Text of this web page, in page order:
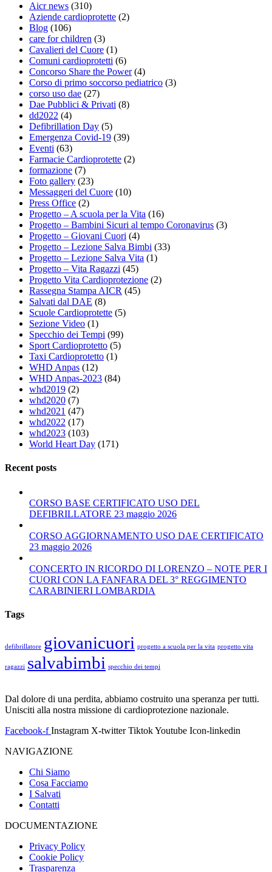
Aicr news (310)
Aziende cardioprotette (2)
Blog (106)
care for children (3)
Cavalieri del Cuore (1)
Comuni cardioprotetti (6)
Concorso Share the Power(4)
Corso di primo soccorso pediatrico (3)
corso uso dae (27)
Dae Pubblici & Privati (8)
dd2022 (4)
Defibrillation Day (5)
Emergenza Covid-19 (39)
Eventi (63)
Farmacie Cardioprotette (2)
formazione (7)
Foto gallery (23)
Messaggeri del Cuore (10)
Press Office (2)
Progetto – A scuola per la Vita (16)
Progetto – Bambini Sicuri al tempo Coronavirus (3)
Progetto – Giovani Cuori (4)
Progetto – Lezione Salva Bimbi (33)
Progetto – Lezione Salva Vita (1)
Progetto – Vita Ragazzi (45)
Progetto Vita Cardioprotezione (2)
Rassegna Stampa AICR (45)
Salvati dal DAE (8)
Scuole Cardioprotette (5)
Sezione Video (1)
Specchio dei Tempi (99)
Sport Cardioprotetto (5)
Taxi Cardioprotetto (1)
WHD Anpas (12)
WHD Anpas-2023 (84)
whd2019 (2)
whd2020 (7)
whd2021 (47)
whd2022 (17)
whd2023 (103)
World Heart Day (171)
Recent posts
CORSO BASE CERTIFICATO USO DEL
DEFIBRILLATORE 23 maggio 2026
CORSO AGGIORNAMENTO USO DAE CERTIFICATO
23 maggio 2026
CONCERTO IN RICORDO DI LORENZO – NOTE PER I
CUORI CON LA FANFARA DEL 3° REGGIMENTO
CARABINIERI LOMBARDIA
Tags
defibrillatore giovanicuori progetto a scuola per la vita progetto vita
ragazzi salvabimbi specchio dei tempi
Dal dolore di una perdita, abbiamo costruito una speranza per tutti.
Unisciti alla nostra missione di cardioprotezione nazionale.
Facebook-f Instagram X-twitter TiktokYoutube Icon-linkedin
NAVIGAZIONE
Chi Siamo
Cosa Facciamo
I Salvati
Contatti
DOCUMENTAZIONE
Privacy Policy
Cookie Policy
Trasparenza